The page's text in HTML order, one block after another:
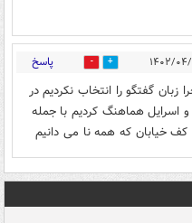
0 پاسخ
گفتگو را انتخاب نکردیم در
اسرایل هماهنگ کردیم با جمله
خیابان که همه نا می دانیم